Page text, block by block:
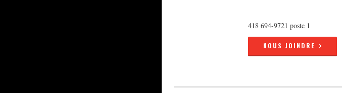
418 694-9721 poste 1
NOUS JOINDRE